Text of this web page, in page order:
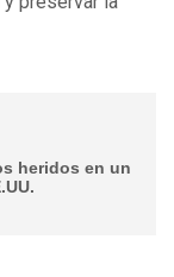
heridos en un